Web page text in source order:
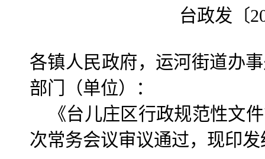
台政发〔
各镇人民政府，运河街道办
部门（单位）：
《台儿庄区行政规范性文
次常务会议审议通过，现印